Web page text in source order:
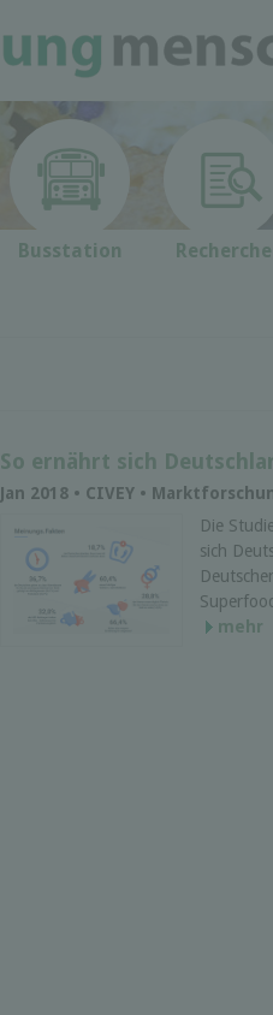
Busstation Recherche
So ernährt sich
Jan 2018 • CIVEY •
Die
sich
mehr